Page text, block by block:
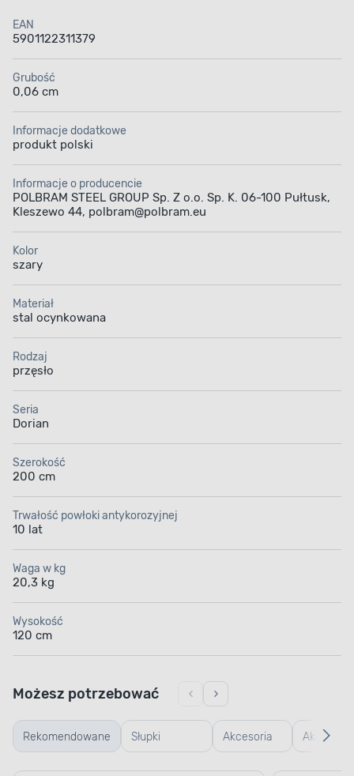
EAN
5901122311379
Grubość
0,06 cm
Informacje dodatkowe
produkt polski
Informacje o producencie
POLBRAM STEEL GROUP Sp. Z o.o. Sp. K. 06-100 Pułtusk,
Kleszewo 44, polbram@polbram.eu
Kolor
szary
Materiał
stal ocynkowana
Rodzaj
przęsło
Seria
Dorian
Szerokość
200 cm
Trwałość powłoki antykorozyjnej
10 lat
Waga w kg
20,3 kg
Wysokość
120 cm
Rekomendowane Słupki
ogrodzeniowe
Akcesoria
montażowe
Akcesoria
betonowe
Możesz potrzebować